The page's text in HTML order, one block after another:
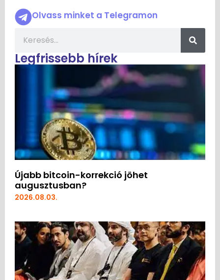
Olvass minket a Telegramon
Legfrissebb hírek
Újabb bitcoin-korrekció jöhet
augusztusban?
2026.08.03.